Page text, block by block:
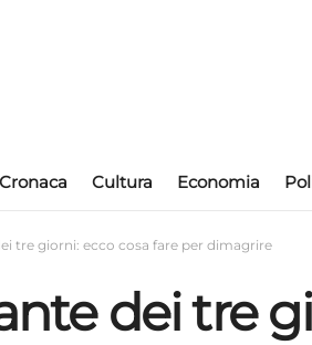
Cronaca Cultura Economia
tre giorni: ecco cosa fare per dimagrire
dei tre